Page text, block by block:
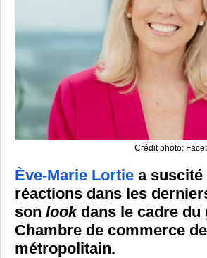
Crédit photo:
Ève-Marie Lortie a suscité
réactions dans les
son lookdans le cadre du
Chambre de commerce
métropolitain.